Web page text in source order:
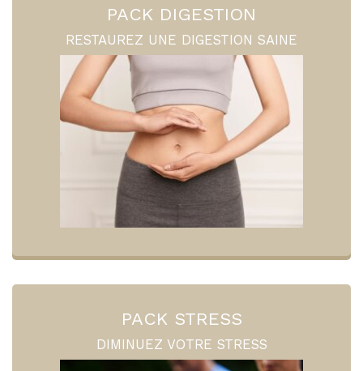
PACK DIGESTION
RESTAUREZ UNE DIGESTION SAINE
PACK STRESS
DIMINUEZ VOTRE STRESS